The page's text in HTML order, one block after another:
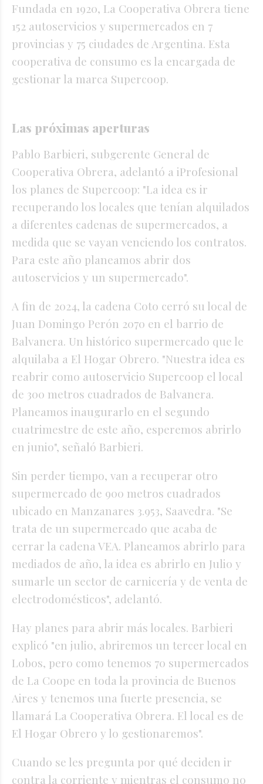
Fundada en 1920, La Cooperativa Obrera tiene
152 autoservicios y supermercados en 7
provincias y 75 ciudades de Argentina. Esta
cooperativa de consumo es la encargada de
gestionar la marca Supercoop.
Las próximas aperturas
Pablo Barbieri, subgerente General de
Cooperativa Obrera, adelantó a iProfesional
los planes de Supercoop: "La idea es ir
recuperando los locales que tenían alquilados
a diferentes cadenas de supermercados, a
medida que se vayan venciendo los contratos.
Para este año planeamos abrir dos
autoservicios y un supermercado".
A fin de 2024, la cadena Coto cerró su local de
Juan Domingo Perón 2070 en el barrio de
Balvanera. Un histórico supermercado que le
alquilaba a El Hogar Obrero. "Nuestra idea es
reabrir como autoservicio Supercoop el local
de 300 metros cuadrados de Balvanera.
Planeamos inaugurarlo en el segundo
cuatrimestre de este año, esperemos abrirlo
en junio", señaló Barbieri.
Sin perder tiempo, van a recuperar otro
supermercado de 900 metros cuadrados
ubicado en Manzanares 3.953, Saavedra. "Se
trata de un supermercado que acaba de
cerrar la cadena VEA. Planeamos abrirlo para
mediados de año, la idea es abrirlo en Julio y
sumarle un sector de carnicería y de venta de
electrodomésticos", adelantó.
Hay planes para abrir más locales. Barbieri
explicó "en julio, abriremos un tercer local en
Lobos, pero como tenemos 70 supermercados
de La Coope en toda la provincia de Buenos
Aires y tenemos una fuerte presencia, se
llamará La Cooperativa Obrera. El local es de
El Hogar Obrero y lo gestionaremos".
Cuando se les pregunta por qué deciden ir
contra la corriente y mientras el consumo no